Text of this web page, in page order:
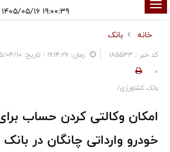
تغییر
وضعیت
ناوبری
۱۹:۰۰:۳۹ ۱۴۰۵/۰۵/۱۶
خانه
بانک
کد خبر : 185533 زمان: ۱۹:۱۴:۲۶ - تاریخ: ۱۴۰۵/۰۴/۱۰
0
بانک کشاورزی/
امکان وکالتی کردن حساب
خودرو وارداتی چانگان در